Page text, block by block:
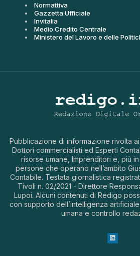
Normattiva
Gazzetta Ufficiale
Invitalia
Medio Credito Centrale
Ministero del Lavoro e delle
Pubblicazione di informazione rivolta
Dottori commercialisti ed Esperti
risorse umane, Imprenditori e, più
persone che operano nell’ambito
Contabile. Testata giornalistica
Tivoli n. 02/2021 - Direttore
Lupoi. Alcuni contenuti di Redigo
con supporto dell’intelligenza
umana e controllo